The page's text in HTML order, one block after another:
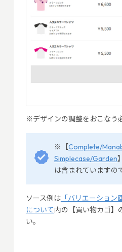
※デザインの調整をおこなう
※【Complete/
Simplecase/Garden
は含まれていますの
ソース例は「バリエーション
について内の【買い物カゴ】
い。